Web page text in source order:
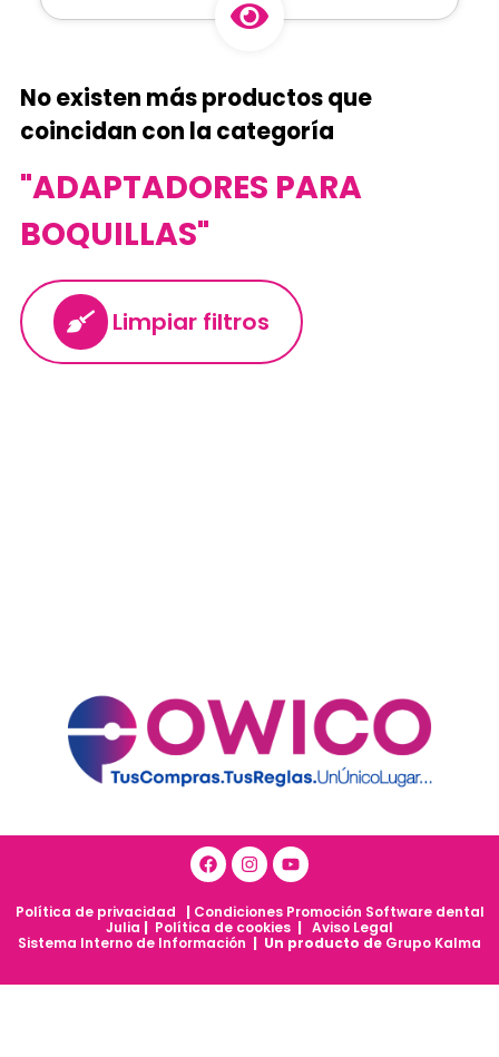
No existen más productos que
coincidan con la categoría
"ADAPTADORES PARA
BOQUILLAS"
Limpiar filtros
Política de privacidad | Condiciones Promoción Software dental
Julia | Política de cookies | Aviso Legal
Sistema Interno de Información | Un producto de Grupo Kalma